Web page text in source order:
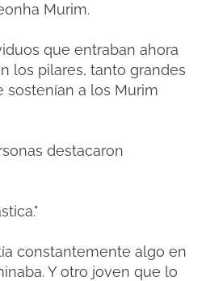
Murim.
que entraban ahora
los pilares, tanto grandes
sostenían a los Murim
destacaron
constantemente algo en
Y otro joven que lo